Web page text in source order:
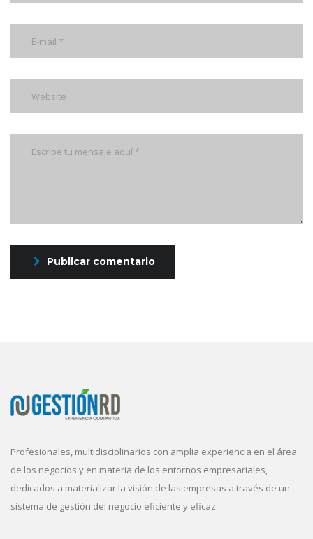
Publicar comentario
Profesionales, multidisciplinarios con amplia experiencia en el área
de los negocios y en materia de los entornos empresariales,
dedicados a materializar la visión de las empresas a través de un
sistema de gestión del negocio eficiente y eficaz.